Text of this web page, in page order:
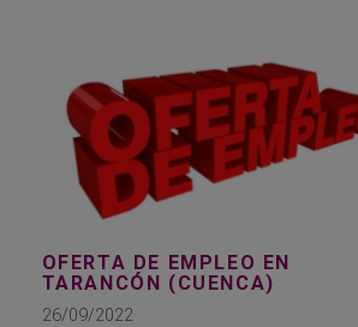
OFERTA DE EMPLEO EN
TARANCÓN (CUENCA)
26/09/2022